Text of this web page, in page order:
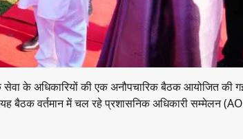
के अधिकारियों की एक अनौपचारिक बैठक आयोजित की
बैठक वर्तमान में चल रहे प्रशासनिक अधिकारी सम्मेलन